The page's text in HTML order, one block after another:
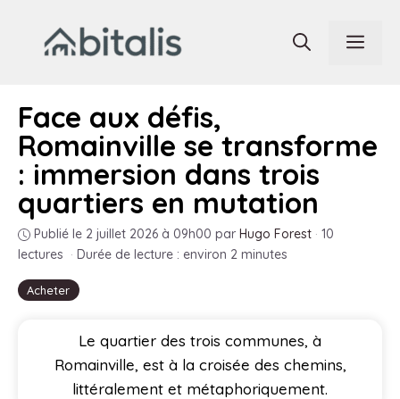
contenu
Acheter
Face aux défis,
Romainville se transforme
: immersion dans trois
quartiers en mutation
Publié le 2 juillet 2026 à 09h00 par Hugo Forest · 10
lectures · Durée de lecture : environ 2 minutes
Le quartier des trois communes, à
Romainville, est à la croisée des chemins,
littéralement et métaphoriquement.